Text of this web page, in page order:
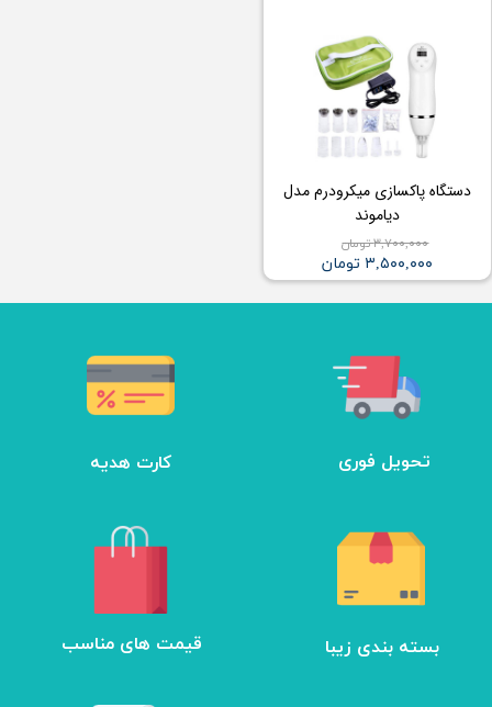
دستگاه پاکسازی میکرودرم مدل
دیاموند
۳,۷۰۰,۰۰۰ تومان
۳,۵۰۰,۰۰۰ تومان
تحویل فوری کارت هدیه
​قیمت های مناسب بسته بندی زیبا